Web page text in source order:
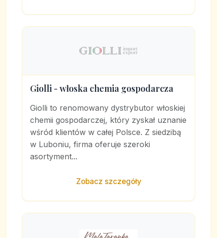
Giolli - włoska chemia gospodarcza
Giolli to renomowany dystrybutor włoskiej
chemii gospodarczej, który zyskał uznanie
wśród klientów w całej Polsce. Z siedzibą
w Luboniu, firma oferuje szeroki
asortyment...
Zobacz szczegóły